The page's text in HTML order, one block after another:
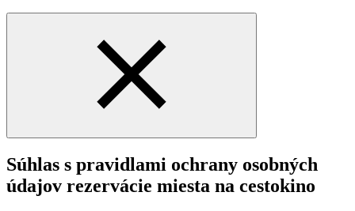
Súhlas s pravidlami ochrany osobných
údajov rezervácie miesta na cestokino